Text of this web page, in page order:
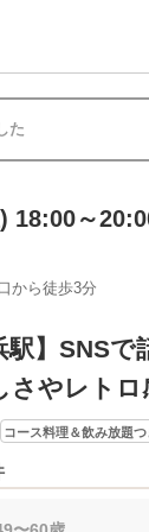
た
18:00～
から徒歩3分
駅】SNS
さやレトロ
コース料理＆飲み放題つ